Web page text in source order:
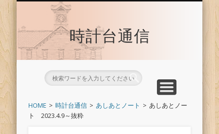
時計台通信
HOME 時計台通信 あしあとノート
あしあとノー
ト 2023.4.9～抜粋